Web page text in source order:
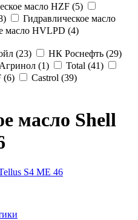
масло HZF (5)
Гидравлическое масло
масло HVLPD (4)
(23)
НК Роснефть (29)
Агринол (1)
Total (41)
(6) Castrol (39)
масло Shell